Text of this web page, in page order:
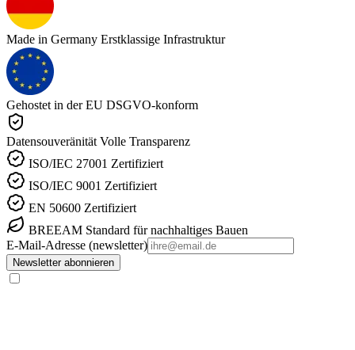
Made in Germany Erstklassige Infrastruktur
Gehostet in der EU DSGVO-konform
Datensouveränität Volle Transparenz
ISO/IEC 27001 Zertifiziert
ISO/IEC 9001 Zertifiziert
EN 50600 Zertifiziert
BREEAM Standard für nachhaltiges Bauen
E-Mail-Adresse (newsletter)
Newsletter abonnieren